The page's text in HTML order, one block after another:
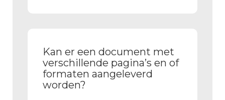
Kan er een document met
verschillende pagina’s en of
formaten aangeleverd
worden?